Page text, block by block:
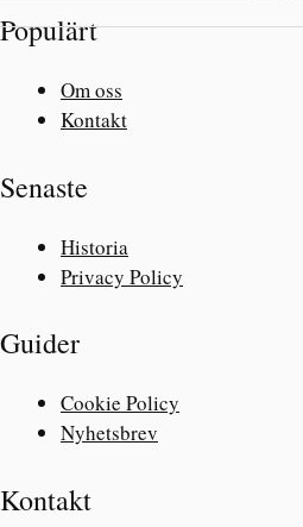
Populärt
Om oss
Kontakt
Senaste
Historia
Privacy Policy
Guider
Cookie Policy
Nyhetsbrev
Kontakt